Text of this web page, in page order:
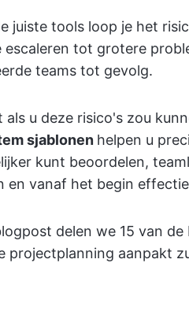
juiste tools loop je het
tot grotere
teams tot gevolg.
als u deze risico's zou
sjablonen helpen u
kunt beoordelen,
en vanaf het begin
delen we 15 van
projectplanning aanpakt